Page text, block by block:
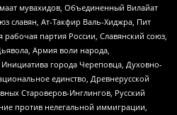
мувахидов, Объединенный Вилайат
славян, Ат-Такфир Валь-Хиджра, Пит
рабочая партия России, Славянский союз,
Армия воли народа,
города Череповца, Духовно-
единство, Древнерусской
Староверов-Инглингов, Русский
против нелегальной иммиграции,